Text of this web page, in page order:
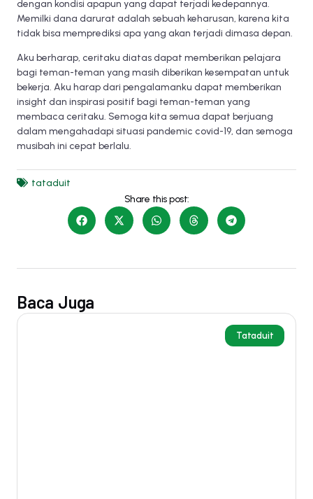
Share this post:
dengan kondisi apapun yang dapat terjadi kedepannya.
Memilki dana darurat adalah sebuah keharusan, karena kita
tidak bisa memprediksi apa yang akan terjadi dimasa depan.
Aku berharap, ceritaku diatas dapat memberikan pelajara
bagi teman-teman yang masih diberikan kesempatan untuk
bekerja. Aku harap dari pengalamanku dapat memberikan
insight dan inspirasi positif bagi teman-teman yang
membaca ceritaku. Semoga kita semua dapat berjuang
dalam mengahadapi situasi pandemic covid-19, dan semoga
musibah ini cepat berlalu.
tataduit
Baca Juga
Tataduit